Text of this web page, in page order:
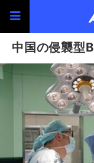
中国の侵襲型